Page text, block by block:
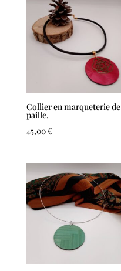
Collier en marqueterie de
paille.
45,00€